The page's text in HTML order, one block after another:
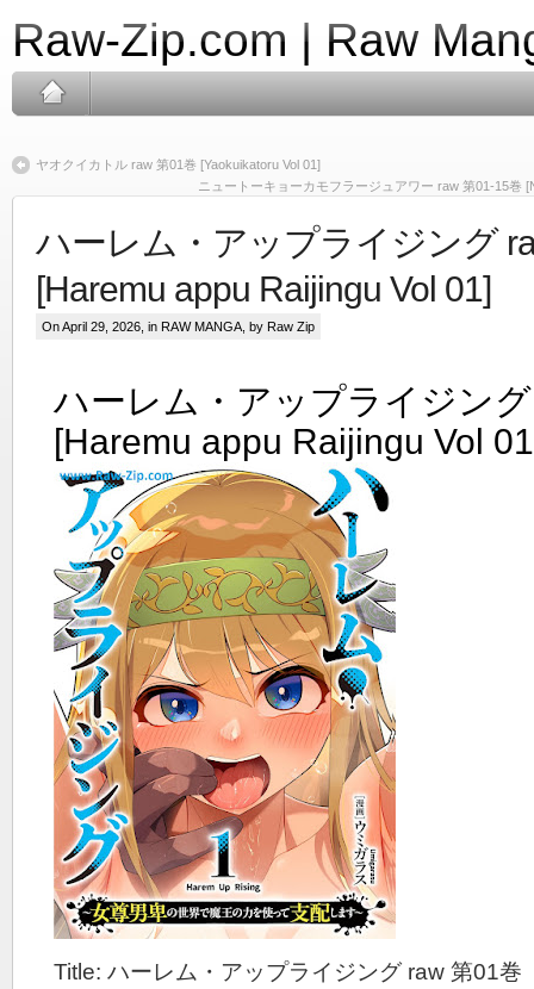
Raw-Zip.com | Raw
ヤオクイカトル raw 第01巻 [Yaokuikatoru Vol 01]
ニュートーキョーカモフラージュアワー raw 第01-15巻
ハーレム・アップライジング
[Haremu appu Raijingu Vol 01]
On April 29, 2026, in RAW MANGA , by Raw Zip
ハーレム・アップライジン
[Haremu appu Raijingu Vol
Title: ハーレム・アップライジング raw 第01巻